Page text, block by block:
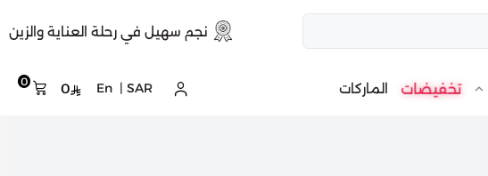
نجم سهيل في رحلة العناية والزين
تخفيضات الماركات 0 0 En SAR